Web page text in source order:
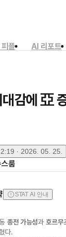
플 AI 리포트
대감에 亞
· 2026. 05. 25.
룸
STAT AI 안내
종전 가능성과 호르무
다.